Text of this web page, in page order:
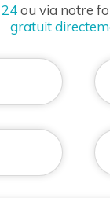
ou via notre
gratuit